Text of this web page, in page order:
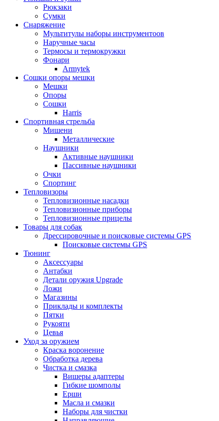
Рюкзаки
Сумки
Снаряжение
Мультитулы наборы инструментоов
Наручные часы
Термосы и термокружки
Фонари
Armytek
Сошки опоры мешки
Мешки
Опоры
Сошки
Harris
Спортивная стрельба
Мишени
Металлические
Наушники
Активные наушники
Пассивные наушники
Очки
Спортинг
Тепловизоры
Тепловизионные насадки
Тепловизионные приборы
Тепловизионные прицелы
Товары для собак
Дрессировочные и поисковые системы GPS
Поисковые системы GPS
Тюнинг
Аксессуары
Антабки
Детали оружия Upgrade
Ложи
Магазины
Приклады и комплекты
Пятки
Рукояти
Цевья
Уход за оружием
Краска воронение
Обработка дерева
Чистка и смазка
Вишеры адаптеры
Гибкие шомполы
Ерши
Масла и смазки
Наборы для чистки